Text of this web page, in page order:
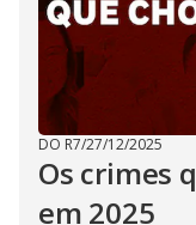
DO R7/27/12/2025
Os crimes
em 2025